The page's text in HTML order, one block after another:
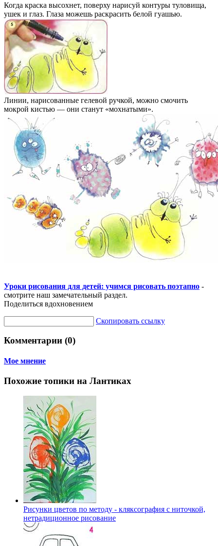
Когда краска высохнет, поверху нарисуй контуры туловища,
ушек и глаз. Глаза можешь раскрасить белой гуашью.
Линии, нарисованные гелевой ручкой, можно смочить
мокрой кистью — они станут «мохнатыми».
Уроки рисования для детей: учимся рисовать поэтапно -
смотрите наш замечательный раздел.
Поделиться вдохновением
Скопировать ссылку
Комментарии (0)
Мое мнение
Похожие топики на Лантиках
Рисунки цветов по методу - кляксография с ниточкой,
нетрадиционное рисование